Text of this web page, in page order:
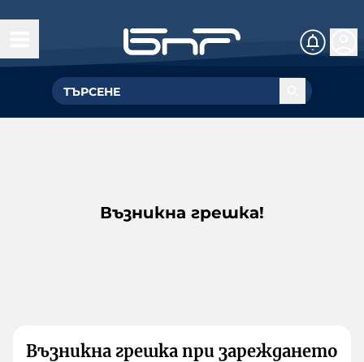
Възникна грешка!
Възникна грешка при зареждането